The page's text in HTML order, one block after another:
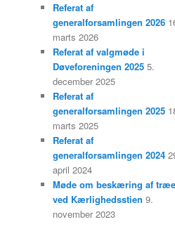
Referat af
generalforsamlingen 2026
marts 2026
Referat af valgmøde i
Døveforeningen 2025 5.
december 2025
Referat af
generalforsamlingen 2025
marts 2025
Referat af
generalforsamlingen 2024
april 2024
Møde om beskæring af
ved Kærlighedsstien 9.
november 2023